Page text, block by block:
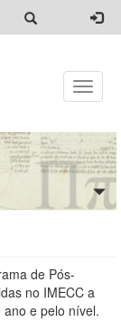
Toggle
de Pós-
no IMECC a
e pelo nível.